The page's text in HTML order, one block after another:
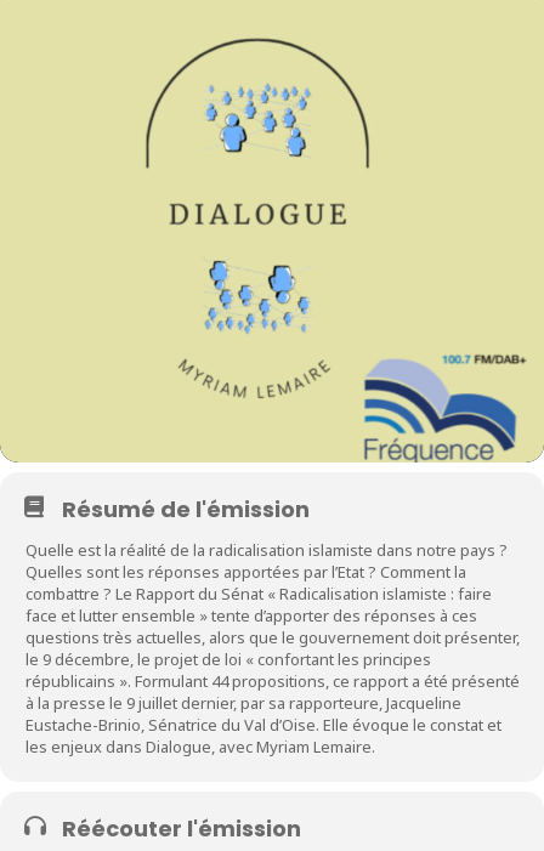
Résumé de l'émission
Quelle est la réalité de la radicalisation islamiste dans notre pays ?
Quelles sont les réponses apportées par l’Etat ? Comment la
combattre ? Le Rapport du Sénat « Radicalisation islamiste : faire
face et lutter ensemble » tente d’apporter des réponses à ces
questions très actuelles, alors que le gouvernement doit présenter,
le 9 décembre, le projet de loi « confortant les principes
républicains ». Formulant 44 propositions, ce rapport a été présenté
à la presse le 9 juillet dernier, par sa rapporteure, Jacqueline
Eustache-Brinio, Sénatrice du Val d’Oise. Elle évoque le constat et
les enjeux dans Dialogue, avec Myriam Lemaire.
Réécouter l'émission